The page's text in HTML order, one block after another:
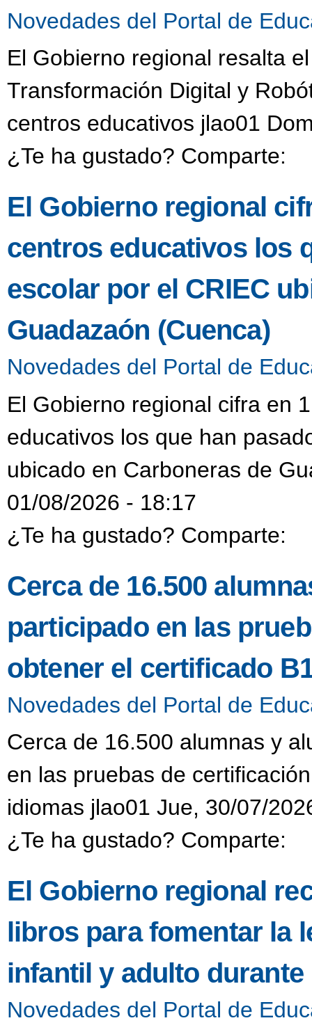
Novedades del Portal de
El Gobierno regional resalta
Transformación Digital y
centros educativos jlao01
¿Te ha gustado? Comparte:
El Gobierno regional
centros educativos los
escolar por el CRIEC
Guadazaón (Cuenca)
Novedades del Portal de
El Gobierno regional cifra en
educativos los que han
ubicado en Carboneras de
01/08/2026 - 18:17
¿Te ha gustado? Comparte:
Cerca de 16.500
participado en las
obtener el certificado
Novedades del Portal de
Cerca de 16.500 alumnas y
en las pruebas de
idiomas jlao01 Jue, 30/07/
¿Te ha gustado? Comparte:
El Gobierno regional
libros para fomentar la
infantil y adulto
Novedades del Portal de